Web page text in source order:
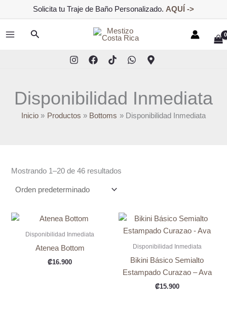
contenido
Solicita tu Traje de Baño Personalizado. AQUÍ ->
Buscar
Disponibilidad Inmediata
Inicio Productos Bottoms Disponibilidad Inmediata
Mostrando 1–20 de 46 resultados
Disponibilidad Inmediata
Atenea Bottom
₡16.900
Disponibilidad Inmediata
Bikini Básico Semialto
Estampado Curazao – Ava
₡15.900